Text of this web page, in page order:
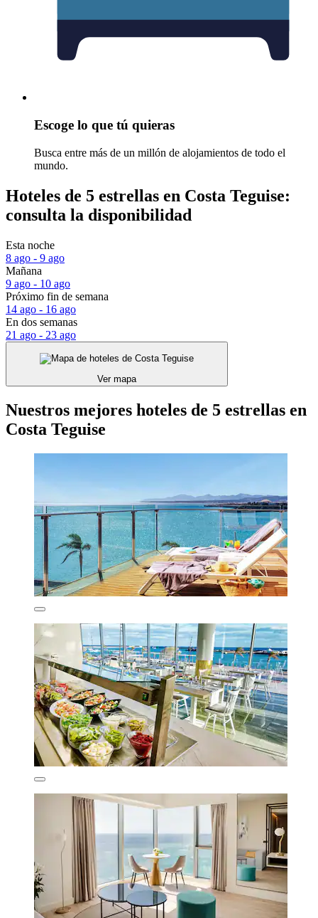
Escoge lo que tú quieras
Busca entre más de un millón de alojamientos de todo el
mundo.
Hoteles de 5 estrellas en Costa Teguise:
consulta la disponibilidad
Esta noche
8 ago - 9 ago
Mañana
9 ago - 10 ago
Próximo fin de semana
14 ago - 16 ago
En dos semanas
21 ago - 23 ago
Ver mapa
Nuestros mejores hoteles de 5 estrellas en
Costa Teguise